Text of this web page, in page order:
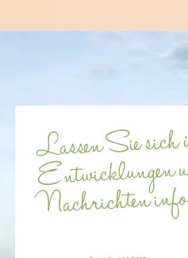
Lassen Sie sich
Entwicklungen
Nachrichten